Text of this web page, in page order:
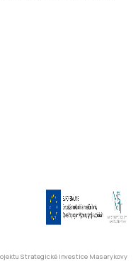
Strategické investice Masarykovy